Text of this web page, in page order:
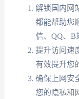
解锁国内网
都能帮助您
信、QQ、B
提升访问速
有效提升您
确保上网安
您的隐私和